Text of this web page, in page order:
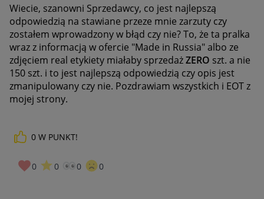
Wiecie, szanowni Sprzedawcy, co jest najlepszą
odpowiedzią na stawiane przeze mnie zarzuty czy
zostałem wprowadzony w błąd czy nie? To, że ta pralka
wraz z informacją w ofercie "Made in Russia" albo ze
zdjęciem real etykiety miałaby sprzedażZERO szt. a nie
150 szt. i to jest najlepszą odpowiedzią czy opis jest
zmanipulowany czy nie. Pozdrawiam wszystkich i EOT z
mojej strony.
0 W PUNKT!
0 0 0 0